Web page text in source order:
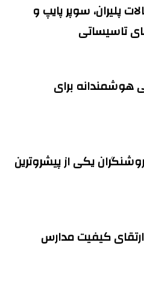
پلیران، سوپر پایپ و
تاسیساتی
هوشمندانه برای
یکی از پیشروترین
کیفیت مدارس